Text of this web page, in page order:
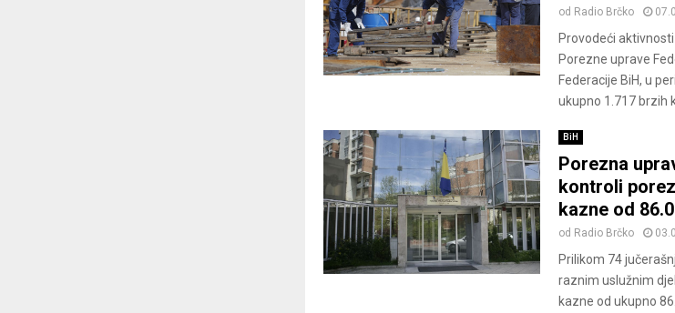
od Radio Brčko
Provodeći
Porezne uprave
Federacije BiH, u
ukupno 1.717 brzih
BiH
Porezna
kontroli
kazne od
od Radio Brčko
Prilikom 74
raznim uslužnim
kazne od ukupno